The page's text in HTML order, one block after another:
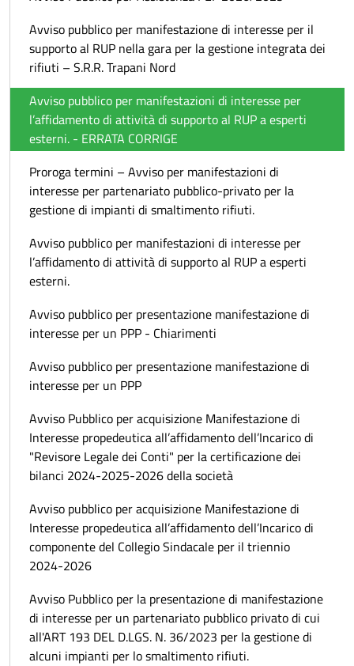
Avviso pubblico per manifestazione di interesse per il
supporto al RUP nella gara per la gestione integrata dei
rifiuti – S.R.R. Trapani Nord
Avviso pubblico per manifestazioni di interesse per
l’affidamento di attività di supporto al RUP a esperti
esterni. - ERRATA CORRIGE
Proroga termini – Avviso per manifestazioni di
interesse per partenariato pubblico-privato per la
gestione di impianti di smaltimento rifiuti.
Avviso pubblico per manifestazioni di interesse per
l’affidamento di attività di supporto al RUP a esperti
esterni.
Avviso pubblico per presentazione manifestazione di
interesse per un PPP - Chiarimenti
Avviso pubblico per presentazione manifestazione di
interesse per un PPP
Avviso Pubblico per acquisizione Manifestazione di
Interesse propedeutica all’affidamento dell’Incarico di
"Revisore Legale dei Conti" per la certificazione dei
bilanci 2024-2025-2026 della società
Avviso pubblico per acquisizione Manifestazione di
Interesse propedeutica all’affidamento dell’Incarico di
componente del Collegio Sindacale per il triennio
2024-2026
Avviso Pubblico per la presentazione di manifestazione
di interesse per un partenariato pubblico privato di cui
all'ART 193 DEL D.LGS. N. 36/2023 per la gestione di
alcuni impianti per lo smaltimento rifiuti.